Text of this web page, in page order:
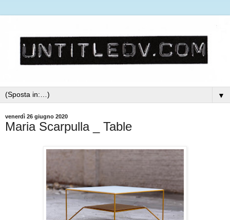
▼
venerdì 26 giugno 2020
Maria Scarpulla _ Table